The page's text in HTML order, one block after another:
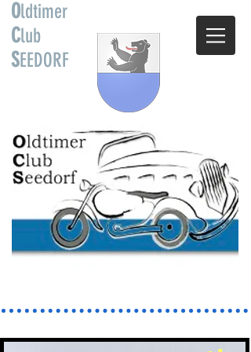
Oldtimer
Club
SEEDORF